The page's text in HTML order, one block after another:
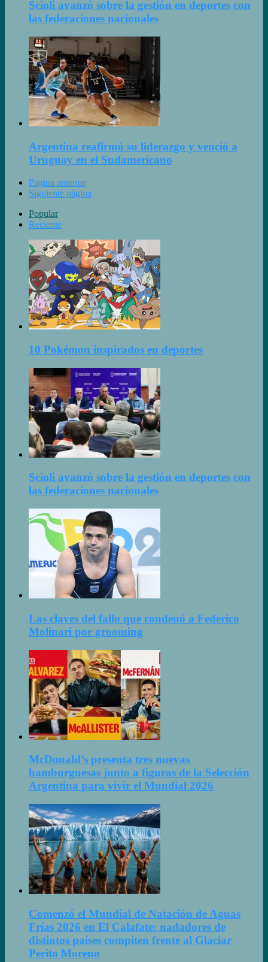
Scioli avanzó sobre la gestión en deportes con
las federaciones nacionales
Argentina reafirmó su liderazgo y venció a
Uruguay en el Sudamericano
Pagina anterior
Siguiente página
Popular
Reciente
10 Pokémon inspirados en deportes
Scioli avanzó sobre la gestión en deportes con
las federaciones nacionales
Las claves del fallo que condenó a Federico
Molinari por grooming
McDonald’s presenta tres nuevas
hamburguesas junto a figuras de la Selección
Argentina para vivir el Mundial 2026
Comenzó el Mundial de Natación de Aguas
Frías 2026 en El Calafate: nadadores de
distintos países compiten frente al Glaciar
Perito Moreno